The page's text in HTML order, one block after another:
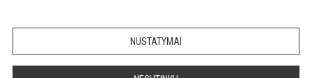
NUSTATYMAI